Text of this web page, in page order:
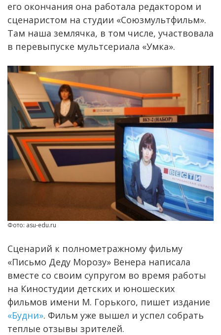
его окончания она работала редактором и
сценаристом на студии «Союзмультфильм».
Там наша землячка, в том числе, участвовала
в перевыпуске мультсериала «Умка».
Фото: asu-edu.ru
Сценарий к полнометражному фильму
«Письмо Деду Морозу» Венера написала
вместе со своим супругом во время работы
на Киностудии детских и юношеских
фильмов имени М. Горького, пишет издание
«Будни». Фильм уже вышел и успел собрать
теплые отзывы зрителей.